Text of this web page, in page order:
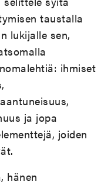
taustalla
lukijalle sen,
ihmiset
ja jopa
joiden
hänen